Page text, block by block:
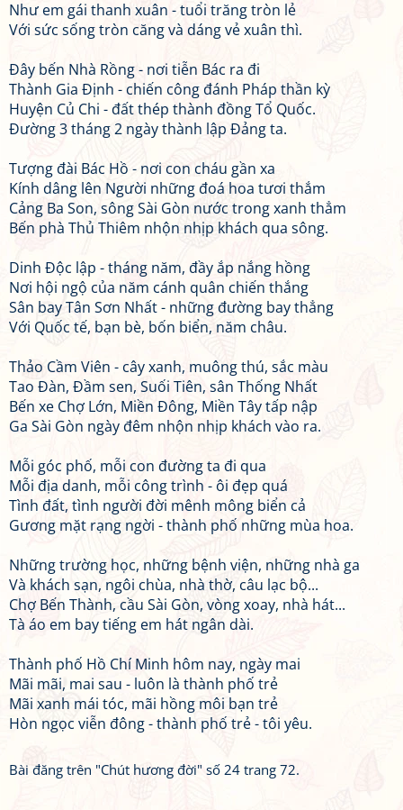
Như em gái thanh xuân - tuổi trăng tròn lẻ
Với sức sống tròn căng và dáng vẻ xuân thì.
Đây bến Nhà Rồng - nơi tiễn Bác ra đi
Thành Gia Định - chiến công đánh Pháp thần kỳ
Huyện Củ Chi - đất thép thành đồng Tổ Quốc.
Đường 3 tháng 2 ngày thành lập Đảng ta.
Tượng đài Bác Hồ - nơi con cháu gần xa
Kính dâng lên Người những đoá hoa tươi thắm
Cảng Ba Son, sông Sài Gòn nước trong xanh thẳm
Bến phà Thủ Thiêm nhộn nhịp khách qua sông.
Dinh Độc lập - tháng năm, đầy ắp nắng hồng
Nơi hội ngộ của năm cánh quân chiến thắng
Sân bay Tân Sơn Nhất - những đường bay thẳng
Với Quốc tế, bạn bè, bốn biển, năm châu.
Thảo Cầm Viên - cây xanh, muông thú, sắc màu
Tao Đàn, Đầm sen, Suối Tiên, sân Thống Nhất
Bến xe Chợ Lớn, Miền Đông, Miền Tây tấp nập
Ga Sài Gòn ngày đêm nhộn nhịp khách vào ra.
Mỗi góc phố, mỗi con đường ta đi qua
Mỗi địa danh, mỗi công trình - ôi đẹp quá
Tình đất, tình người đời mênh mông biển cả
Gương mặt rạng ngời - thành phố những mùa hoa.
Những trường học, những bệnh viện, những nhà ga
Và khách sạn, ngôi chùa, nhà thờ, câu lạc bộ...
Chợ Bến Thành, cầu Sài Gòn, vòng xoay, nhà hát...
Tà áo em bay tiếng em hát ngân dài.
Thành phố Hồ Chí Minh hôm nay, ngày mai
Mãi mãi, mai sau - luôn là thành phố trẻ
Mãi xanh mái tóc, mãi hồng môi bạn trẻ
Hòn ngọc viễn đông - thành phố trẻ - tôi yêu.
Bài đăng trên "Chút hương đời" số 24 trang 72.